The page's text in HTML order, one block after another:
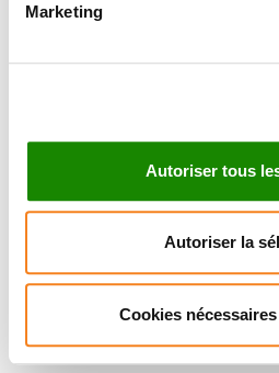
Marketing
Autoriser tous
Autoriser la
Cookies